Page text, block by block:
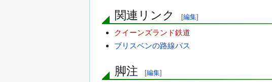
関連リンク [編集]
クイーンズランド鉄道
ブリスベンの路線バス
脚注 [編集]